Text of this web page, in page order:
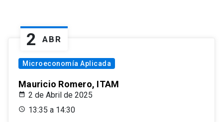
2 ABR
Microeconomía Aplicada
Mauricio Romero, ITAM
2 de Abril de 2025
13:35 a 14:30